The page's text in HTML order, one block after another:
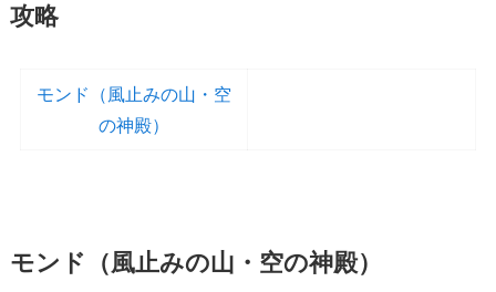
攻略
モンド（風止みの山・空
の神殿）
モンド（風止みの山・空の神殿）